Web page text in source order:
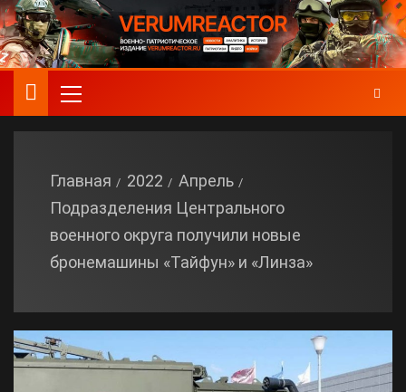
Главная 2022
Апрель
Подразделения Центрального
военного округа получили новые
бронемашины «Тайфун» и «Линза»